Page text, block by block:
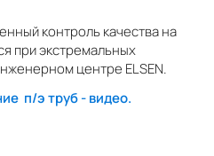
контроль качества на
при экстремальных
центре ELSEN.
п/э труб - видео.